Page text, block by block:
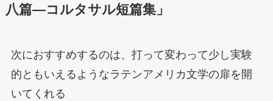
八篇―コルタサル短篇集」
次におすすめするのは、打って変わって少し実験
的ともいえるようなラテンアメリカ文学の扉を開
いてくれる